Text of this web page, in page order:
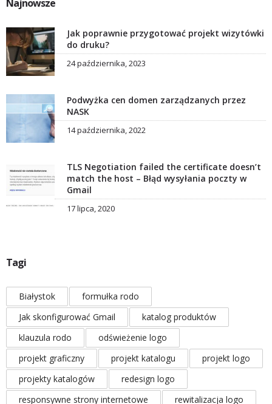
Najnowsze
Jak poprawnie przygotować projekt wizytówki
do druku?
24 października, 2023
Podwyżka cen domen zarządzanych przez
NASK
14 października, 2022
TLS Negotiation failed the certificate doesn’t
match the host – Błąd wysyłania poczty w
Gmail
17 lipca, 2020
Tagi
Białystok
formułka rodo
Jak skonfigurować Gmail
katalog produktów
klauzula rodo
odświeżenie logo
projekt graficzny
projekt katalogu
projekt logo
projekty katalogów
redesign logo
responsywne strony internetowe
rewitalizacja logo